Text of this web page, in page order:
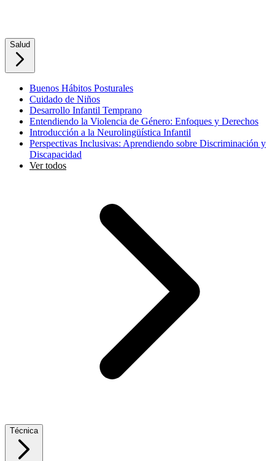
Salud
Buenos Hábitos Posturales
Cuidado de Niños
Desarrollo Infantil Temprano
Entendiendo la Violencia de Género: Enfoques y Derechos
Introducción a la Neurolingüística Infantil
Perspectivas Inclusivas: Aprendiendo sobre Discriminación y
Discapacidad
Ver todos
Técnica